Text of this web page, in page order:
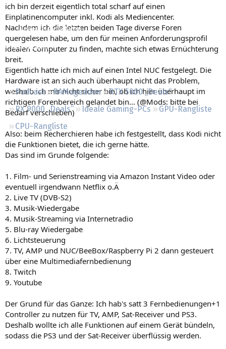
Neue Beiträge
Neueste Aktivitäten
Leserartikel
Regeln
Podcast RAMageddon
RTX 5000 „Deals“
RX 9000 „Deals“
Ideale Gaming-PCs
GPU-Rangliste
CPU-Rangliste
ich bin derzeit eigentlich total scharf auf einen
Einplatinencomputer inkl. Kodi als Mediencenter.
Nachdem ich die letzten beiden Tage diverse Foren
quergelesen habe, um den für meinen Anforderungsprofil
idealen Computer zu finden, machte sich etwas Ernüchterung
breit.
Eigentlich hatte ich mich auf einen Intel NUC festgelegt. Die
Hardware ist an sich auch überhaupt nicht das Problem,
weshalb ich mir nicht sicher bin, ob ich hier überhaupt im
richtigen Forenbereich gelandet bin... (@Mods: bitte bei
Bedarf verschieben)
Also: beim Recherchieren habe ich festgestellt, dass Kodi nicht
die Funktionen bietet, die ich gerne hätte.
Das sind im Grunde folgende:
1. Film- und Serienstreaming via Amazon Instant Video oder
eventuell irgendwann Netflix o.Ä
2. Live TV (DVB-S2)
3. Musik-Wiedergabe
4. Musik-Streaming via Internetradio
5. Blu-ray Wiedergabe
6. Lichtsteuerung
7. TV, AMP und NUC/BeeBox/Raspberry Pi 2 dann gesteuert
über eine Multimediafernbedienung
8. Twitch
9. Youtube
Der Grund für das Ganze: Ich hab's satt 3 Fernbedienungen+1
Controller zu nutzen für TV, AMP, Sat-Receiver und PS3.
Deshalb wollte ich alle Funktionen auf einem Gerät bündeln,
sodass die PS3 und der Sat-Receiver überflüssig werden.